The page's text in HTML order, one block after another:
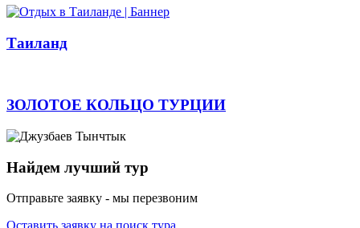
Таиланд
ЗОЛОТОЕ КОЛЬЦО ТУРЦИИ
Найдем лучший тур
Отправьте заявку - мы перезвоним